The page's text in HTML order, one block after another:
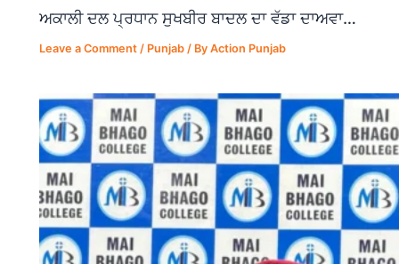
ਅਕਾਲੀ ਦਲ ਪ੍ਰਧਾਨ ਸੁਖਬੀਰ ਬਾਦਲ ਦਾ ਵੱਡਾ ਦਾਅਵਾ…
Leave a Comment / Punjab / ByAction Punjab